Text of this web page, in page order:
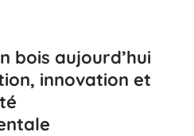
bois aujourd’hui
innovation et